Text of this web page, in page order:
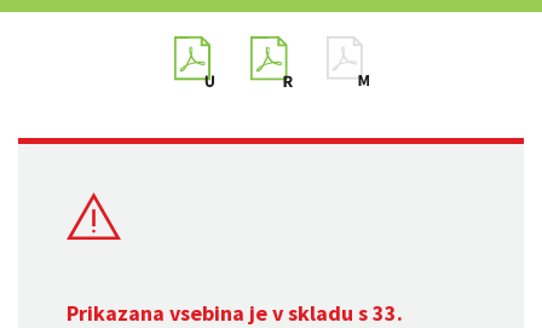
Prikazana vsebina je v skladu s 33.